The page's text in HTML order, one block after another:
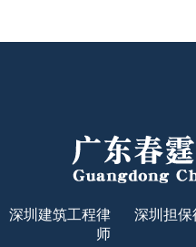
深圳建筑工程律
师
深圳担保